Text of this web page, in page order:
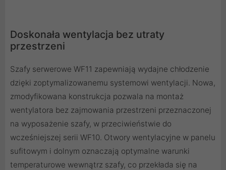
Doskonała wentylacja bez utraty
przestrzeni
Szafy serwerowe WF11 zapewniają wydajne chłodzenie
dzięki zoptymalizowanemu systemowi wentylacji. Nowa,
zmodyfikowana konstrukcja pozwala na montaż
wentylatora bez zajmowania przestrzeni przeznaczonej
na wyposażenie szafy, w przeciwieństwie do
wcześniejszej serii WF10. Otwory wentylacyjne w panelu
sufitowym i dolnym oznaczają optymalne warunki
temperaturowe wewnątrz szafy, co przekłada się na